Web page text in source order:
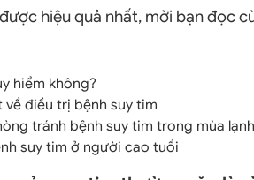
hiệu quả nhất, mời bạn đọc
hiểm không?
về điều trị bệnh suy tim
tránh bệnh suy tim trong mùa lạnh
suy tim ở người cao tuổi